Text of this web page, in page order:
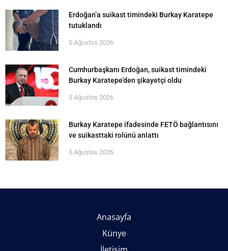
Erdoğan’a suikast timindeki Burkay Karatepe
tutuklandı
5 Ağustos 2026
Cumhurbaşkanı Erdoğan, suikast timindeki
Burkay Karatepe’den şikayetçi oldu
5 Ağustos 2026
Burkay Karatepe ifadesinde FETÖ bağlantısını
ve suikasttaki rolünü anlattı
5 Ağustos 2026
Anasayfa
Künye